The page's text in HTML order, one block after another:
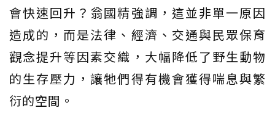
會快速回升？翁國精強調，這並非單一原因
造成的，而是法律、經濟、交通與民眾保育
觀念提升等因素交織，大幅降低了野生動物
的生存壓力，讓牠們得有機會獲得喘息與繁
衍的空間。